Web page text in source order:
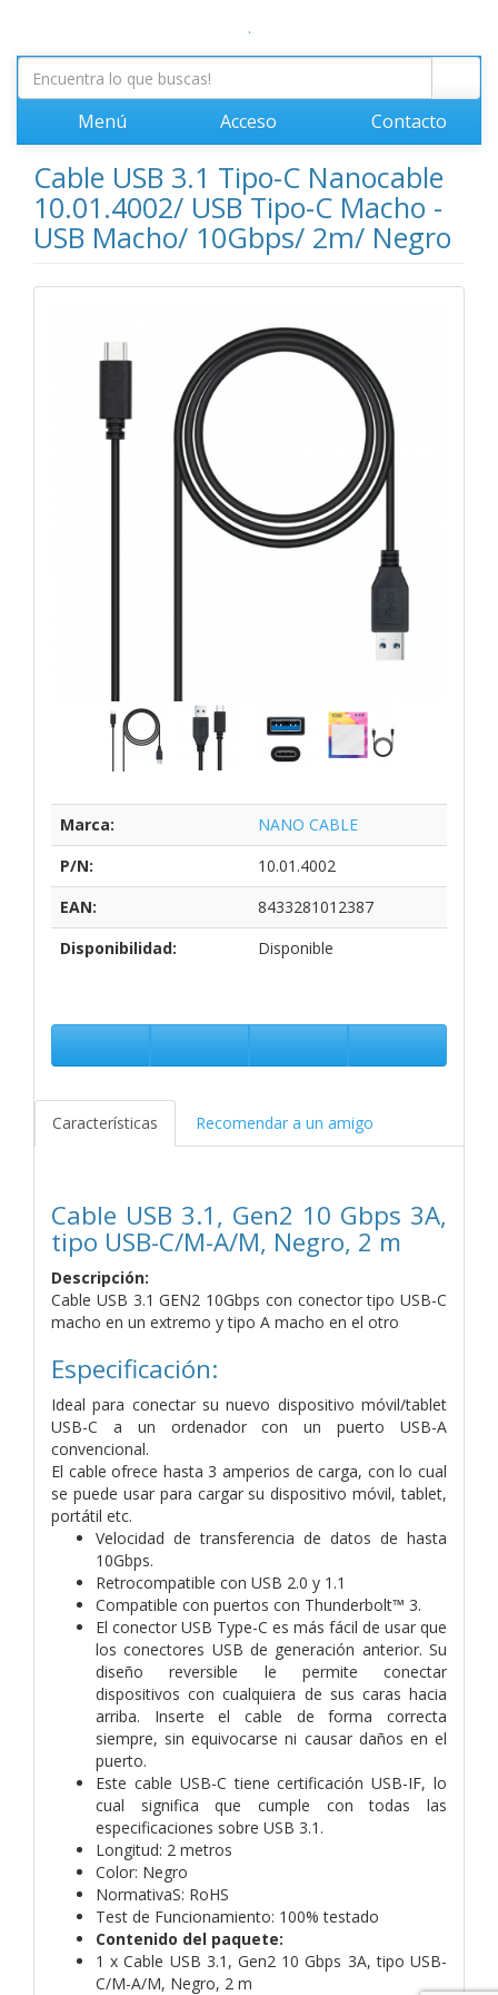
.
Menú Acceso Contacto
Cable USB 3.1 Tipo-C Nanocable
10.01.4002/ USB Tipo-C Macho -
USB Macho/ 10Gbps/ 2m/ Negro
Marca:
NANO CABLE
P/N:
10.01.4002
EAN:
8433281012387
Disponibilidad:
Disponible
Características Recomendar a un amigo
Cable USB 3.1, Gen2 10 Gbps 3A,
tipo USB-C/M-A/M, Negro, 2 m
Descripción:
Cable USB 3.1 GEN2 10Gbps con conector tipo USB-C
macho en un extremo y tipo A macho en el otro
Especificación:
Ideal para conectar su nuevo dispositivo móvil/tablet
USB-C a un ordenador con un puerto USB-A
convencional.
El cable ofrece hasta 3 amperios de carga, con lo cual
se puede usar para cargar su dispositivo móvil, tablet,
portátil etc.
Velocidad de transferencia de datos de hasta
10Gbps.
Retrocompatible con USB 2.0 y 1.1
Compatible con puertos con Thunderbolt™ 3.
El conector USB Type-C es más fácil de usar que
los conectores USB de generación anterior. Su
diseño reversible le permite conectar
dispositivos con cualquiera de sus caras hacia
arriba. Inserte el cable de forma correcta
siempre, sin equivocarse ni causar daños en el
puerto.
Este cable USB-C tiene certificación USB-IF, lo
cual significa que cumple con todas las
especificaciones sobre USB 3.1.
Longitud: 2 metros
Color: Negro
NormativaS: RoHS
Test de Funcionamiento: 100% testado
Contenido del paquete:
1 x Cable USB 3.1, Gen2 10 Gbps 3A, tipo USB-
C/M-A/M, Negro, 2 m